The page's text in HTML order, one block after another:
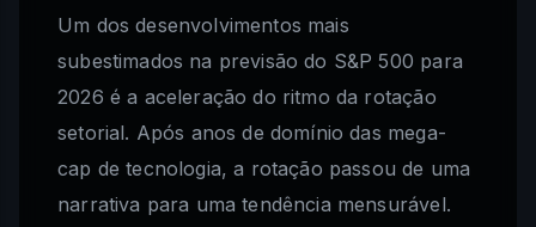
Um dos desenvolvimentos mais
subestimados na previsão do S&P 500 para
2026 é a aceleração do ritmo da rotação
setorial. Após anos de domínio das mega-
cap de tecnologia, a rotação passou de uma
narrativa para uma tendência mensurável.